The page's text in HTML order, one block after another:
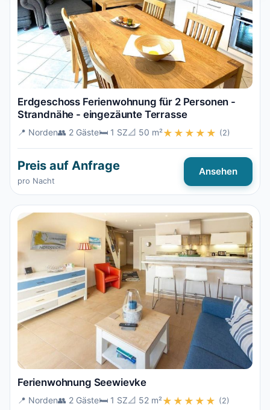
Erdgeschoss Ferienwohnung für 2 Personen -
Strandnähe - eingezäunte Terrasse
📍 Norden👥 2 Gäste🛏️ 1 SZ📐 50 m²★★★★★ (2)
Preis auf Anfrage
pro Nacht
Ansehen
Ferienwohnung Seewievke
📍 Norden👥 2 Gäste🛏️ 1 SZ📐 52 m²★★★★★ (2)